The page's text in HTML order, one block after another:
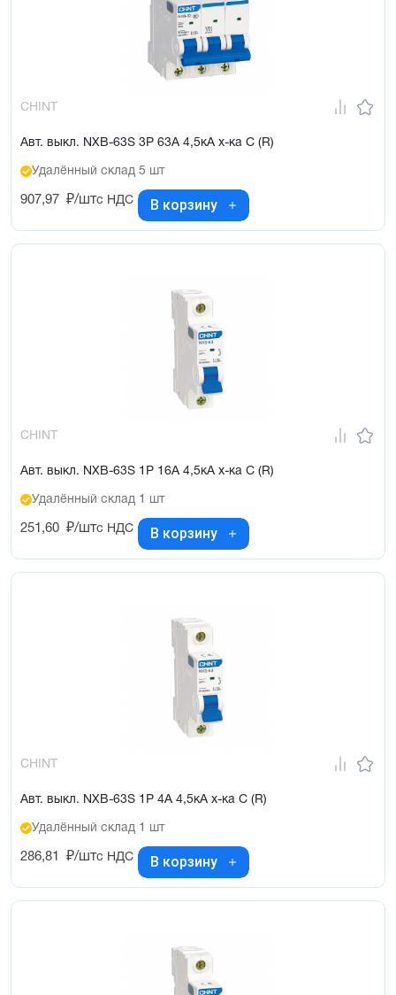
CHINT
Авт. выкл. NXB-63S 3P 63А 4,5кА х-ка C (R)
Удалённый склад 5 шт
907,97 ₽/штс НДС В корзину
CHINT
Авт. выкл. NXB-63S 1P 16А 4,5кА х-ка C (R)
Удалённый склад 1 шт
251,60 ₽/штс НДС В корзину
CHINT
Авт. выкл. NXB-63S 1P 4А 4,5кА х-ка C (R)
Удалённый склад 1 шт
286,81 ₽/штс НДС В корзину